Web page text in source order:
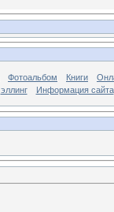
Фотоальбом Книги
эллинг Информация сайта